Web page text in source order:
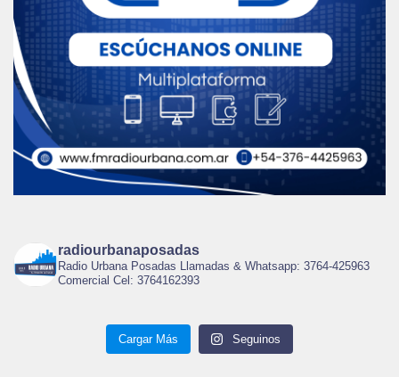
radiourbanaposadas
Radio Urbana Posadas Llamadas & Whatsapp: 3764-425963
Comercial Cel: 3764162393
Cargar Más Seguinos